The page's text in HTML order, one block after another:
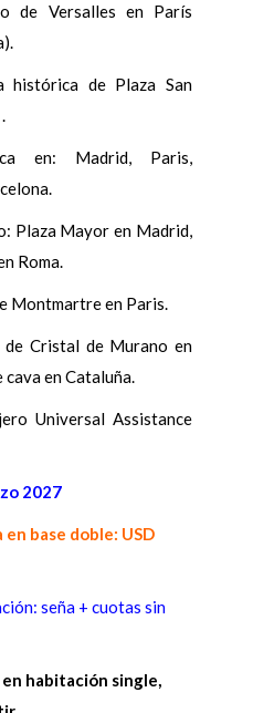
de Versalles en París
histórica de Plaza San
en: Madrid, Paris,
Plaza Mayor en Madrid,
Roma.
Montmartre en Paris.
de Cristal de Murano en
cava en Cataluña.
Universal Assistance
2027
base doble: USD
seña + cuotas sin
habitación single,